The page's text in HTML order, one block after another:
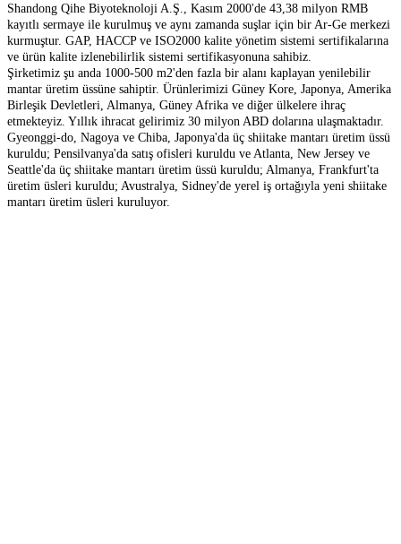
Shandong Qihe Biyoteknoloji A.Ş., Kasım 2000'de 43,38 milyon RMB
kayıtlı sermaye ile kurulmuş ve aynı zamanda suşlar için bir Ar-Ge merkezi
kurmuştur. GAP, HACCP ve ISO2000 kalite yönetim sistemi sertifikalarına
ve ürün kalite izlenebilirlik sistemi sertifikasyonuna sahibiz.
Şirketimiz şu anda 1000-500 m2'den fazla bir alanı kaplayan yenilebilir
mantar üretim üssüne sahiptir. Ürünlerimizi Güney Kore, Japonya, Amerika
Birleşik Devletleri, Almanya, Güney Afrika ve diğer ülkelere ihraç
etmekteyiz. Yıllık ihracat gelirimiz 30 milyon ABD dolarına ulaşmaktadır.
Gyeonggi-do, Nagoya ve Chiba, Japonya'da üç shiitake mantarı üretim üssü
kuruldu; Pensilvanya'da satış ofisleri kuruldu ve Atlanta, New Jersey ve
Seattle'da üç shiitake mantarı üretim üssü kuruldu; Almanya, Frankfurt'ta
üretim üsleri kuruldu; Avustralya, Sidney'de yerel iş ortağıyla yeni shiitake
mantarı üretim üsleri kuruluyor.